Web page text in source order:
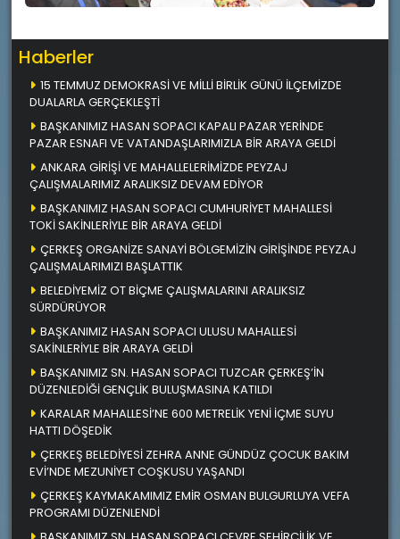
Haberler
15 TEMMUZ DEMOKRASİ VE MİLLİ BİRLİK GÜNÜ İLÇEMİZDE
DUALARLA GERÇEKLEŞTİ
BAŞKANIMIZ HASAN SOPACI KAPALI PAZAR YERİNDE
PAZAR ESNAFI VE VATANDAŞLARIMIZLA BİR ARAYA GELDİ
ANKARA GİRİŞİ VE MAHALLELERİMİZDE PEYZAJ
ÇALIŞMALARIMIZ ARALIKSIZ DEVAM EDİYOR
BAŞKANIMIZ HASAN SOPACI CUMHURİYET MAHALLESİ
TOKİ SAKİNLERİYLE BİR ARAYA GELDİ
ÇERKEŞ ORGANİZE SANAYİ BÖLGEMİZİN GİRİŞİNDE PEYZAJ
ÇALIŞMALARIMIZI BAŞLATTIK
BELEDİYEMİZ OT BİÇME ÇALIŞMALARINI ARALIKSIZ
SÜRDÜRÜYOR
BAŞKANIMIZ HASAN SOPACI ULUSU MAHALLESİ
SAKİNLERİYLE BİR ARAYA GELDİ
BAŞKANIMIZ SN. HASAN SOPACI TUZCAR ÇERKEŞ’İN
DÜZENLEDİĞİ GENÇLİK BULUŞMASINA KATILDI
KARALAR MAHALLESİ’NE 600 METRELİK YENİ İÇME SUYU
HATTI DÖŞEDİK
ÇERKEŞ BELEDİYESİ ZEHRA ANNE GÜNDÜZ ÇOCUK BAKIM
EVİ’NDE MEZUNİYET COŞKUSU YAŞANDI
ÇERKEŞ KAYMAKAMIMIZ EMİR OSMAN BULGURLUYA VEFA
PROGRAMI DÜZENLENDİ